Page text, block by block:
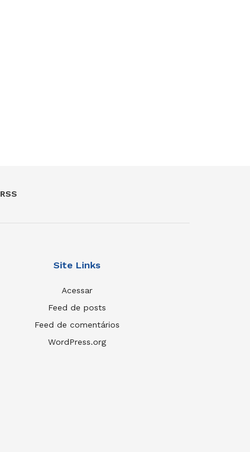
RSS
Site Links
Acessar
Feed de posts
Feed de comentários
WordPress.org